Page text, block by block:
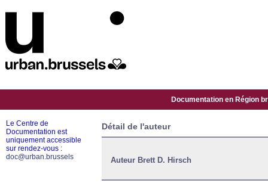
Documentation en Région
Détail de l'auteur
Auteur Brett D. Hirsch
Le Centre de
Documentation est
uniquement accessible
sur rendez-vous :
doc@urban.brussels